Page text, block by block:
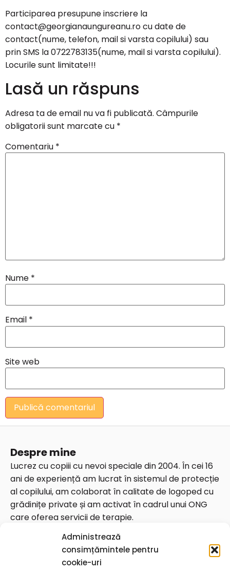
Administrează
consimțămintele pentru
cookie-uri
Participarea presupune inscriere la
contact@georgianaungureanu.rocu date de
contact(nume, telefon, mail si varsta copilului) sau
prin SMS la 0722783135(nume, mail si varsta copilului).
Locurile sunt limitate!!!
Lasă un răspuns
Adresa ta de email nu va fi publicată. Câmpurile
obligatorii sunt marcate cu *
Comentariu *
Nume *
Email *
Site web
Despre mine
Lucrez cu copiii cu nevoi speciale din 2004. În cei 16
ani de experiență am lucrat în sistemul de protecție
al copilului, am colaborat în calitate de logoped cu
grădinițe private și am activat în cadrul unui ONG
care oferea servicii de terapie.
Telefon: 0764826675
contact@georgianaungureanu.ro